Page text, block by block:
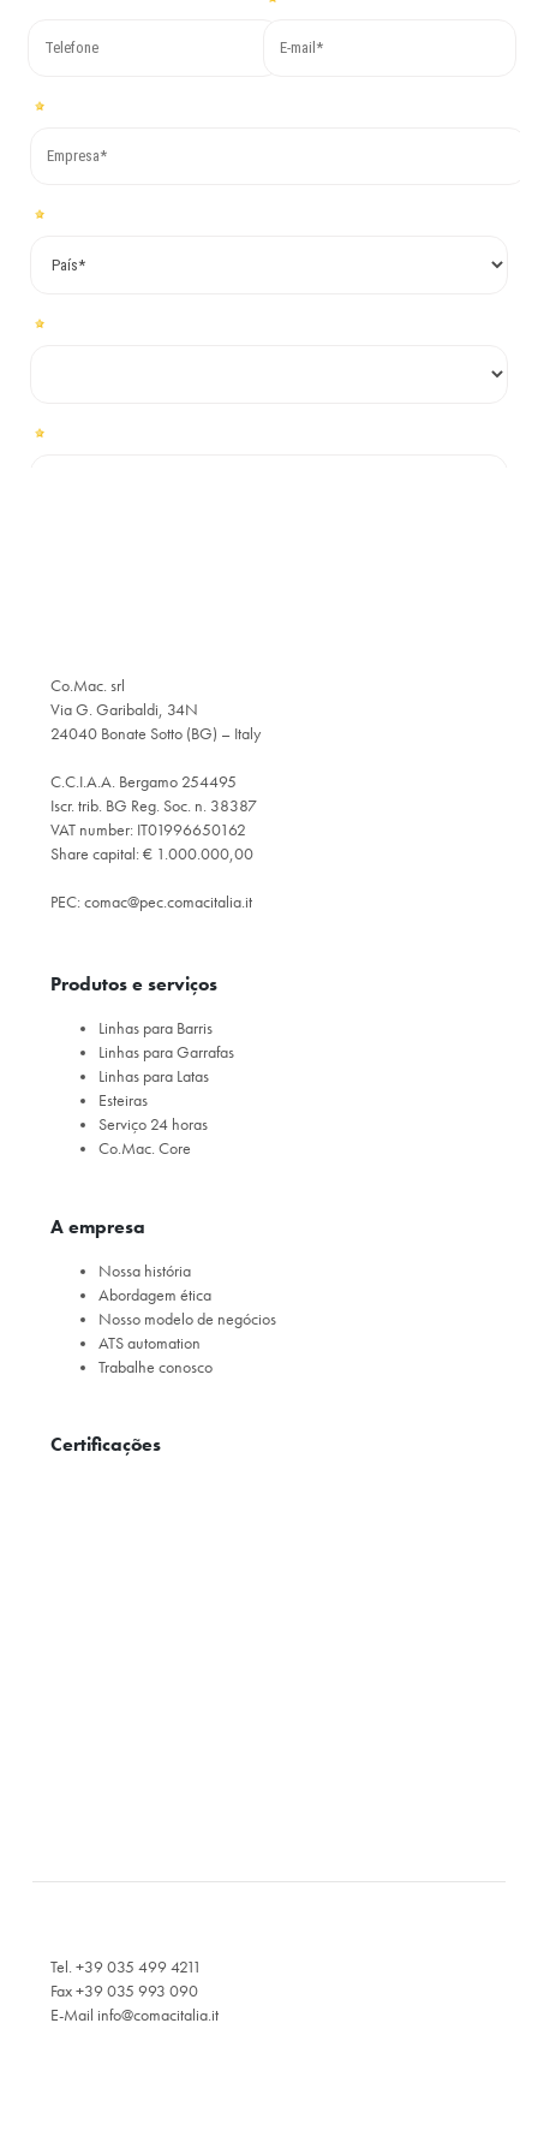
Co.Mac. srl
Via G. Garibaldi, 34N
24040 Bonate Sotto (BG) – Italy
C.C.I.A.A. Bergamo 254495
Iscr. trib. BG Reg. Soc. n. 38387
VAT number: IT01996650162
Share capital: € 1.000.000,00
PEC: comac@pec.comacitalia.it
Produtos e serviços
Linhas para Barris
Linhas para Garrafas
Linhas para Latas
Esteiras
Serviço 24 horas
Co.Mac. Core
A empresa
Nossa história
Abordagem ética
Nosso modelo de negócios
ATS automation
Trabalhe conosco
Certificações
Tel. +39 035 499 4211
Fax +39 035 993 090
E-Mail info@comacitalia.it